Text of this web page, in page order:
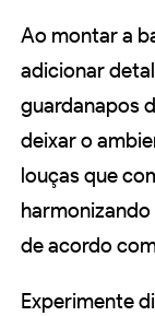
Ao montar a
adicionar
guardanapos
deixar o
louças que
de acordo
Experimente